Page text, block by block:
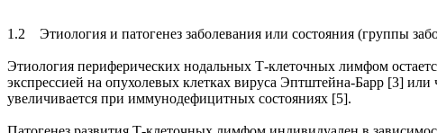
1.2 Этиология и патогенез заболевания или состояния (группы
Этиология периферических нодальных Т-клеточных лимфом
экспрессией на опухолевых клетках вируса Эптштейна-Барр [3]
увеличивается при иммунодефицитных состояниях [5].